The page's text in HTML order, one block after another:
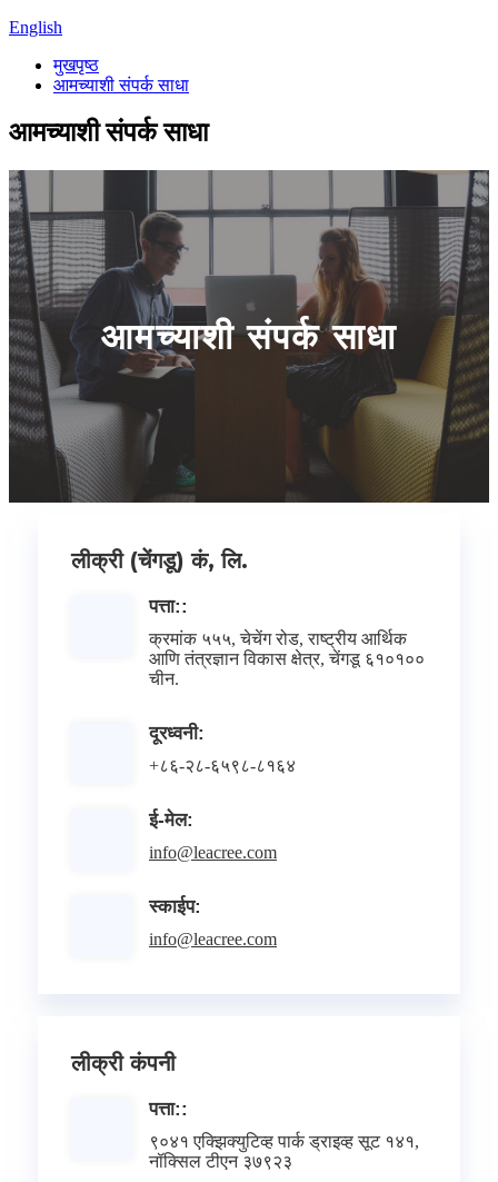
English
मुखपृष्ठ
आमच्याशी संपर्क साधा
आमच्याशी संपर्क साधा
आमच्याशी संपर्क साधा
लीक्री (चेंगडू) कं, लि.
पत्ता::
क्रमांक ५५५, चेचेंग रोड, राष्ट्रीय आर्थिक
आणि तंत्रज्ञान विकास क्षेत्र, चेंगडू ६१०१००
चीन.
दूरध्वनी:
+८६-२८-६५९८-८१६४
ई-मेल:
info@leacree.com
स्काईप:
info@leacree.com
लीक्री कंपनी
पत्ता::
९०४१ एक्झिक्युटिव्ह पार्क ड्राइव्ह सूट १४१,
नॉक्सिल टीएन ३७९२३